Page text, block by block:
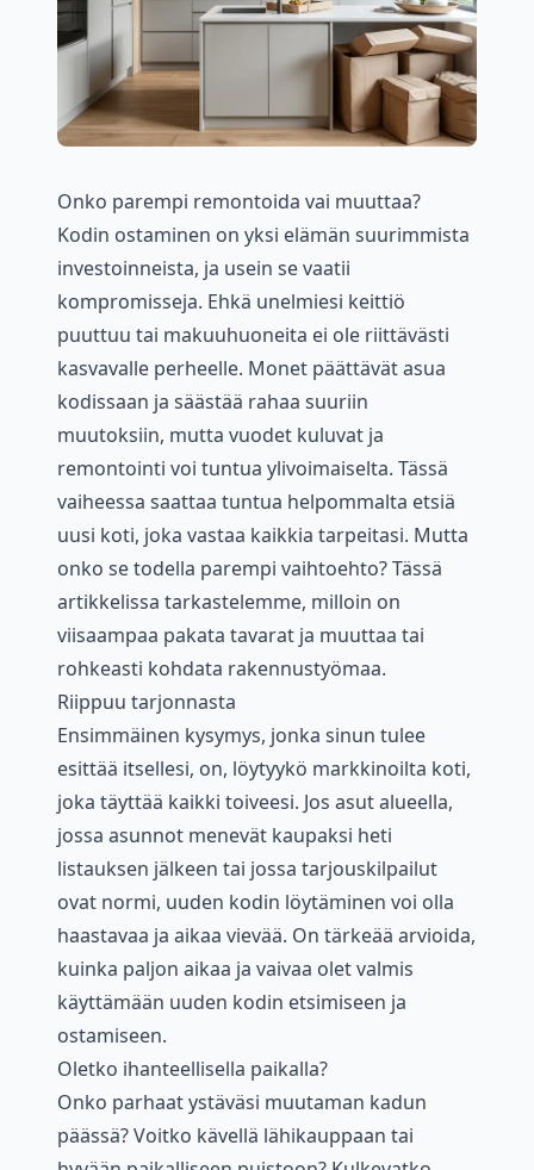
Onko parempi remontoida vai muuttaa?
Kodin ostaminen on yksi elämän suurimmista
investoinneista, ja usein se vaatii
kompromisseja. Ehkä unelmiesi keittiö
puuttuu tai makuuhuoneita ei ole riittävästi
kasvavalle perheelle. Monet päättävät asua
kodissaan ja säästää rahaa suuriin
muutoksiin, mutta vuodet kuluvat ja
remontointi voi tuntua ylivoimaiselta. Tässä
vaiheessa saattaa tuntua helpommalta etsiä
uusi koti, joka vastaa kaikkia tarpeitasi. Mutta
onko se todella parempi vaihtoehto? Tässä
artikkelissa tarkastelemme, milloin on
viisaampaa pakata tavarat ja muuttaa tai
rohkeasti kohdata rakennustyömaa.
Riippuu tarjonnasta
Ensimmäinen kysymys, jonka sinun tulee
esittää itsellesi, on, löytyykö markkinoilta koti,
joka täyttää kaikki toiveesi. Jos asut alueella,
jossa asunnot menevät kaupaksi heti
listauksen jälkeen tai jossa tarjouskilpailut
ovat normi, uuden kodin löytäminen voi olla
haastavaa ja aikaa vievää. On tärkeää arvioida,
kuinka paljon aikaa ja vaivaa olet valmis
käyttämään uuden kodin etsimiseen ja
ostamiseen.
Oletko ihanteellisella paikalla?
Onko parhaat ystäväsi muutaman kadun
päässä? Voitko kävellä lähikauppaan tai